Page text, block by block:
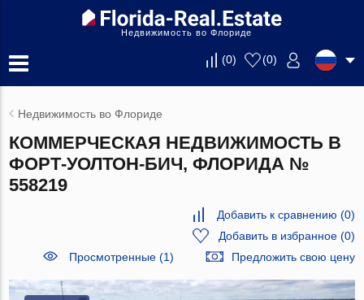
Недвижимость во Флориде
(0) (0)
Недвижимость во Флориде
КОММЕРЧЕСКАЯ НЕДВИЖИМОСТЬ В
ФОРТ-УОЛТОН-БИЧ, ФЛОРИДА №
558219
Добавить к сравнению (0)
Добавить в избранное(0)
Просмотренные (1)
Предложить свою цену